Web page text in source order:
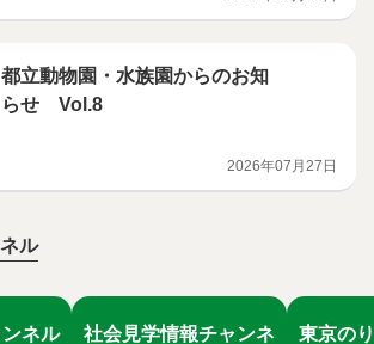
都立動物園・水族園からのお知
らせ Vol.8
2026年07月27日
ル